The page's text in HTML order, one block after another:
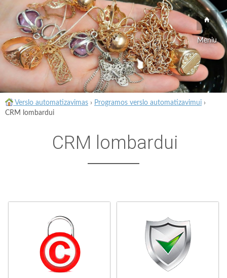
Meniu
Verslo automatizavimas › Programos verslo automatizavimui ›
CRM lombardui
CRM lombardui